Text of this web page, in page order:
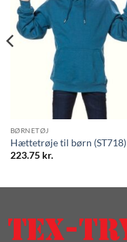
BØRNETØJ
Hættetrøje til børn (ST718)
223.75 kr.